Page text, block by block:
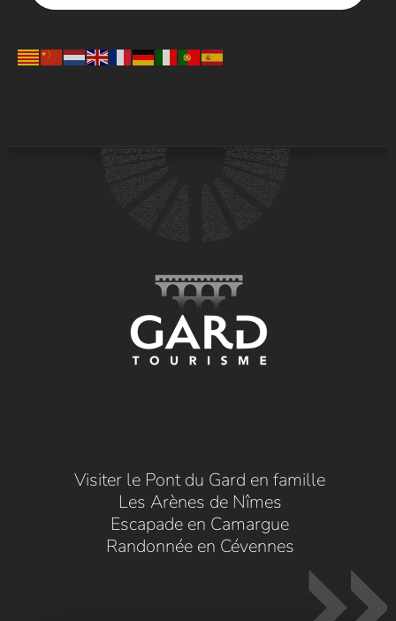
Visiter le Pont du Gard en famille
Les Arènes de Nîmes
Escapade en Camargue
Randonnée en Cévennes